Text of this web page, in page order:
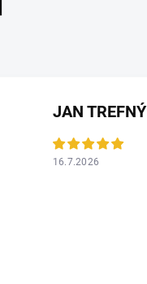
JAN TREFNÝ
16.7.2026